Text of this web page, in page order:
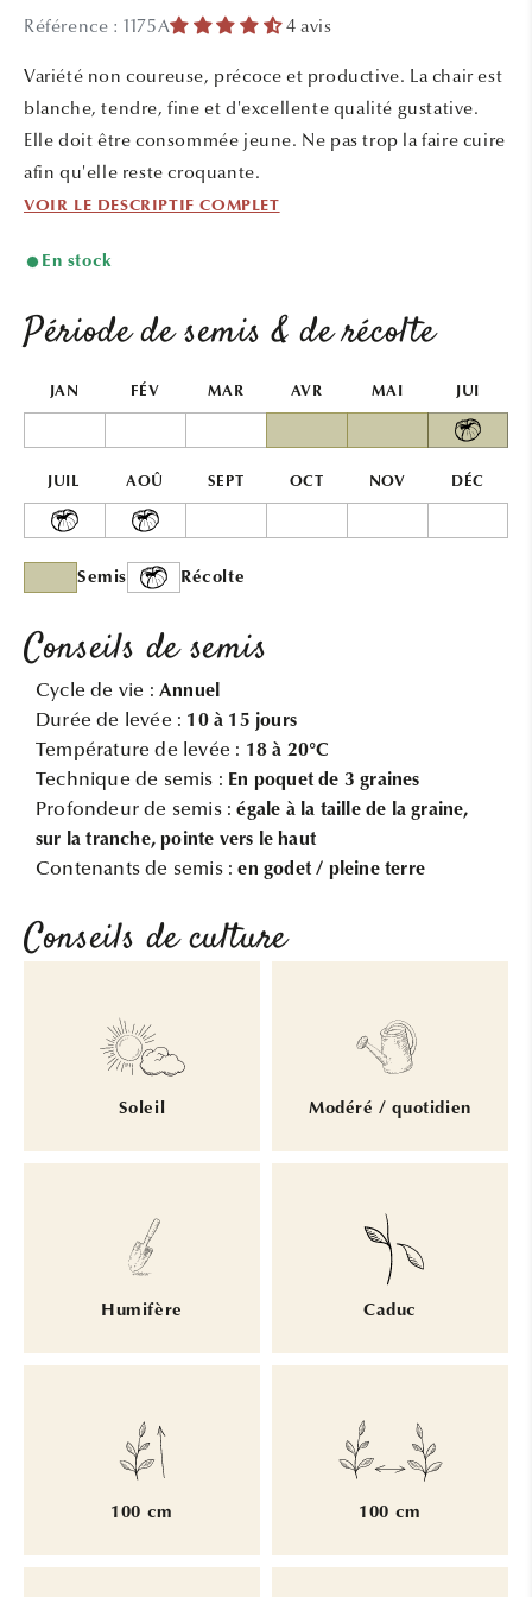
fenêtre
modale
Référence : 1175A 4 avis
Variété non coureuse, précoce et productive. La chair est
blanche, tendre, fine et d'excellente qualité gustative.
Elle doit être consommée jeune. Ne pas trop la faire cuire
afin qu'elle reste croquante.
VOIR LE DESCRIPTIF COMPLET
En stock
Période de semis & de récolte
JAN FÉV MAR AVR MAI JUI
JUIL AOÛ SEPT OCT NOV DÉC
Semis Récolte
Conseils de semis
Cycle de vie : Annuel
Durée de levée : 10 à 15 jours
Température de levée : 18 à 20°C
Technique de semis : En poquet de 3 graines
Profondeur de semis :égale à la taille de la graine,
sur la tranche, pointe vers le haut
Contenants de semis :en godet / pleine terre
Conseils de culture
Soleil Modéré / quotidien
Humifère Caduc
100 cm 100 cm